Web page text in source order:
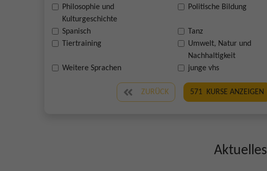
Philosophie und
Kulturgeschichte
Politische Bildung
Spanisch
Tanz
Tiertraining
Umwelt, Natur und
Nachhaltigkeit
Weitere Sprachen junge vhs
ZURÜCK 571 KURSE ANZEIGEN
Aktuelles